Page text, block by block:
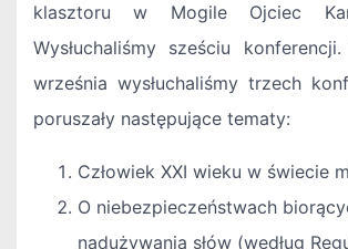
klasztoru w Mogile Ojciec
Wysłuchaliśmy sześciu
września wysłuchaliśmy trzech
poruszały następujące tematy:
Człowiek XXI wieku w świecie
O niebezpieczeństwach
nadużywania słów (według